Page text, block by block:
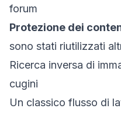
forum
Protezione dei
sono stati riutilizzati
Ricerca inversa di
cugini
Un classico flusso di